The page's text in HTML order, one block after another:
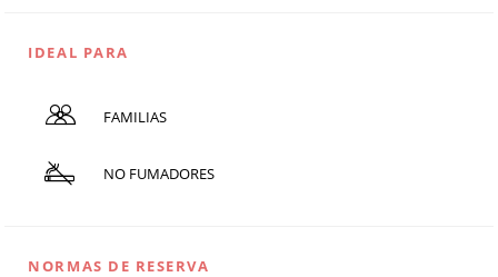
IDEAL PARA
FAMILIAS
NO FUMADORES
NORMAS DE RESERVA